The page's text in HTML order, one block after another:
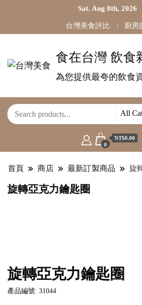
Sat. Aug 8th, 2026
台灣美食評比 廚房
食在台灣 飲食
為您提供最夸的飲食
0
NT$0.00
首頁 商店 最新訂製商品 旋
旋轉亞克力鑰匙圈
旋轉亞克力鑰匙圈
產品編號: 31044